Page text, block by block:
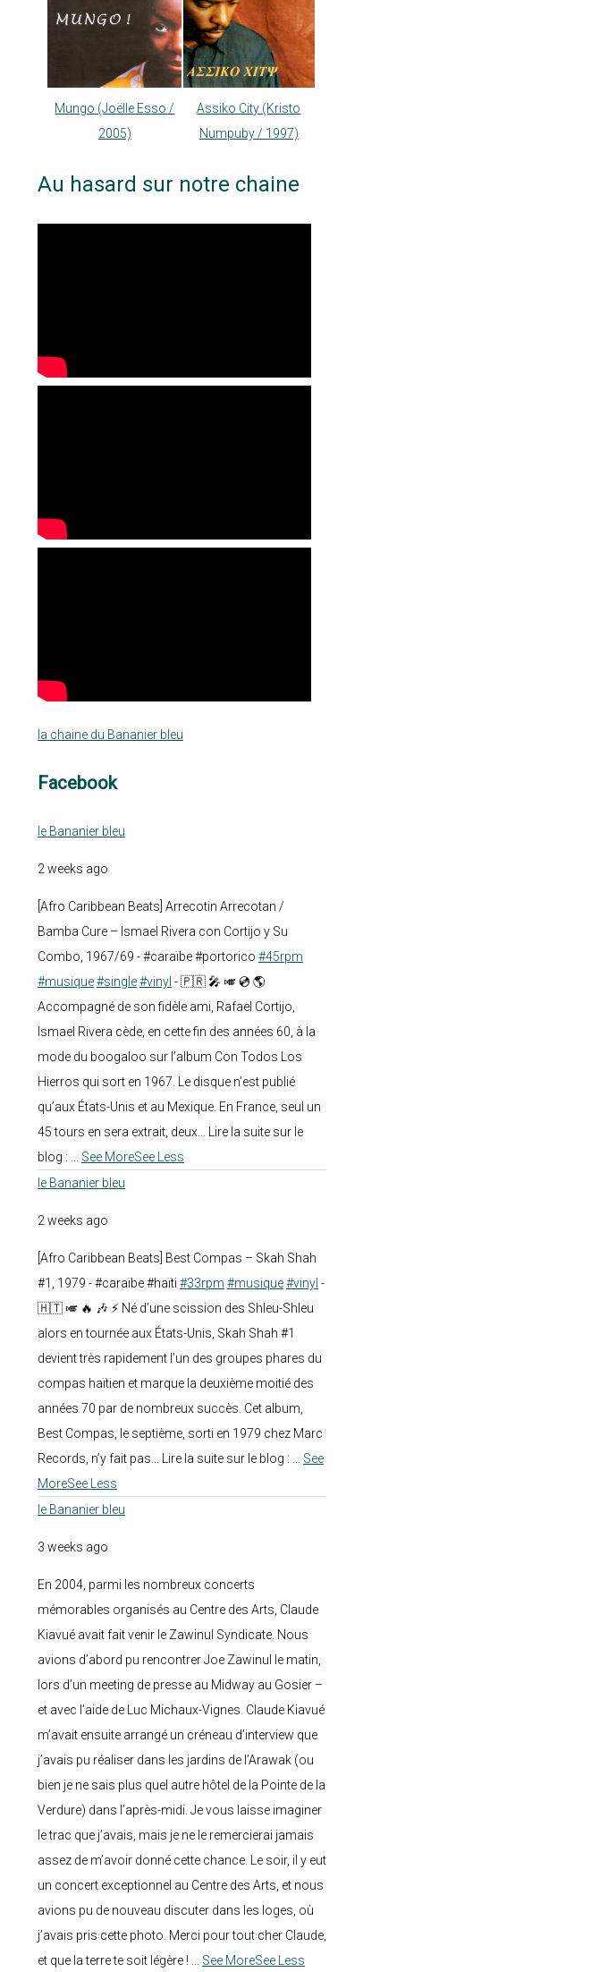
Mungo (Joëlle Esso /
2005)
Assiko City (Kristo
Numpuby / 1997)
Au hasard sur notre chaine
la chaine du Bananier bleu
Facebook
le Bananier bleu
2 weeks ago
[Afro Caribbean Beats] Arrecotin Arrecotan /
Bamba Cure – Ismael Rivera con Cortijo y Su
Combo, 1967/69 - #caraïbe #portorico #45rpm
#musique#single#vinyl - 🇵🇷 🎤 🎺 💿 🌎
Accompagné de son fidèle ami, Rafael Cortijo,
Ismael Rivera cède, en cette fin des années 60, à la
mode du boogaloo sur l’album Con Todos Los
Hierros qui sort en 1967. Le disque n’est publié
qu’aux États-Unis et au Mexique. En France, seul un
45 tours en sera extrait, deux... Lire la suite sur le
blog :
See MoreSee Less
le Bananier bleu
2 weeks ago
[Afro Caribbean Beats] Best Compas – Skah Shah
#1, 1979 - #caraïbe #haïti #33rpm #musique#vinyl -
🇭🇹 🎺 🔥 🎶 ⚡ Né d’une scission des Shleu-Shleu
alors en tournée aux États-Unis, Skah Shah #1
devient très rapidement l’un des groupes phares du
compas haïtien et marque la deuxième moitié des
années 70 par de nombreux succès. Cet album,
Best Compas, le septième, sorti en 1979 chez Marc
Records, n’y fait pas... Lire la suite sur le blog :
See
MoreSee Less
le Bananier bleu
3 weeks ago
En 2004, parmi les nombreux concerts
mémorables organisés au Centre des Arts, Claude
Kiavué avait fait venir le Zawinul Syndicate. Nous
avions d’abord pu rencontrer Joe Zawinul le matin,
lors d’un meeting de presse au Midway au Gosier –
et avec l’aide de Luc Michaux-Vignes. Claude Kiavué
m’avait ensuite arrangé un créneau d’interview que
j’avais pu réaliser dans les jardins de l’Arawak (ou
bien je ne sais plus quel autre hôtel de la Pointe de la
Verdure) dans l’après-midi. Je vous laisse imaginer
le trac que j’avais, mais je ne le remercierai jamais
assez de m’avoir donné cette chance. Le soir, il y eut
un concert exceptionnel au Centre des Arts, et nous
avions pu de nouveau discuter dans les loges, où
j’avais pris cette photo. Merci pour tout cher Claude,
et que la terre te soit légère !
See MoreSee Less